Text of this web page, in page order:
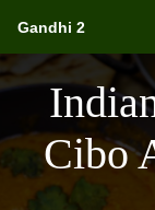
Gandhi 2
Cibo